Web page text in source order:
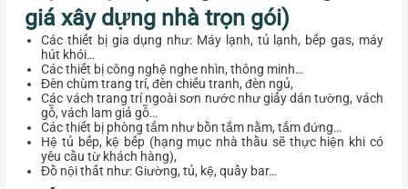
giá xây dựng nhà trọn gói)
Các thiết bị gia dụng như: Máy lạnh, tủ lạnh, bếp gas, máy
hút khói…
Các thiết bị công nghệ nghe nhìn, thông minh…
Đèn chùm trang trí, đèn chiếu tranh, đèn ngủ,
Các vách trang trí ngoài sơn nước như giấy dán tường, vách
gỗ, vách lam giả gỗ…
Các thiết bị phòng tắm như bồn tắm nằm, tắm đứng…
Hệ tủ bếp, kệ bếp (hạng mục nhà thầu sẽ thực hiện khi có
yêu cầu từ khách hàng),
Đồ nội thất như: Giường, tủ, kệ, quầy bar…